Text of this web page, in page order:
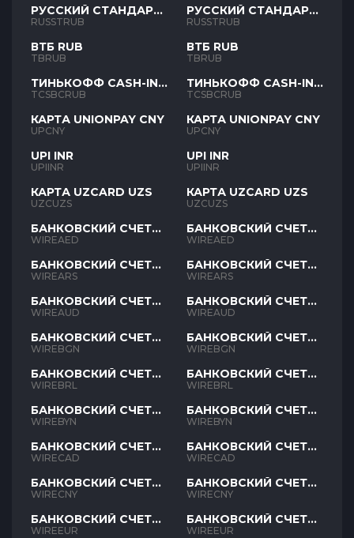
РУССКИЙ СТАНДАРТ
RUB
RUSSTRUB
ВТБ RUB
TBRUB
ТИНЬКОФФ CASH-IN
RUB
TCSBCRUB
КАРТА UNIONPAY CNY
UPCNY
UPI INR
UPIINR
КАРТА UZCARD UZS
UZCUZS
БАНКОВСКИЙ СЧЕТ
AED
WIREAED
БАНКОВСКИЙ СЧЕТ
ARS
WIREARS
БАНКОВСКИЙ СЧЕТ
AUD
WIREAUD
БАНКОВСКИЙ СЧЕТ
BGN
WIREBGN
БАНКОВСКИЙ СЧЕТ
BRL
WIREBRL
БАНКОВСКИЙ СЧЕТ
BYN
WIREBYN
БАНКОВСКИЙ СЧЕТ
CAD
WIRECAD
БАНКОВСКИЙ СЧЕТ
CNY
WIRECNY
БАНКОВСКИЙ СЧЕТ
EUR
WIREEUR
РУССКИЙ СТАНДАРТ
RUB
RUSSTRUB
ВТБ RUB
TBRUB
ТИНЬКОФФ CASH-IN
RUB
TCSBCRUB
КАРТА UNIONPAY CNY
UPCNY
UPI INR
UPIINR
КАРТА UZCARD UZS
UZCUZS
БАНКОВСКИЙ СЧЕТ
AED
WIREAED
БАНКОВСКИЙ СЧЕТ
ARS
WIREARS
БАНКОВСКИЙ СЧЕТ
AUD
WIREAUD
БАНКОВСКИЙ СЧЕТ
BGN
WIREBGN
БАНКОВСКИЙ СЧЕТ
BRL
WIREBRL
БАНКОВСКИЙ СЧЕТ
BYN
WIREBYN
БАНКОВСКИЙ СЧЕТ
CAD
WIRECAD
БАНКОВСКИЙ СЧЕТ
CNY
WIRECNY
БАНКОВСКИЙ СЧЕТ
EUR
WIREEUR